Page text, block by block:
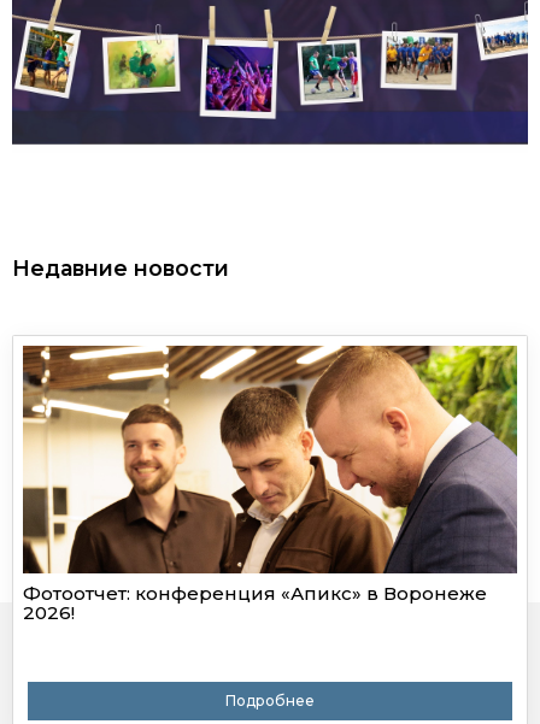
Недавние новости
Фотоотчет: конференция «Апикс» в Воронеже
2026!
Подробнее
Отправить
Даю согласие на обработкуперсональных данных
Отправить
Я действующий клиент
Получить информацию